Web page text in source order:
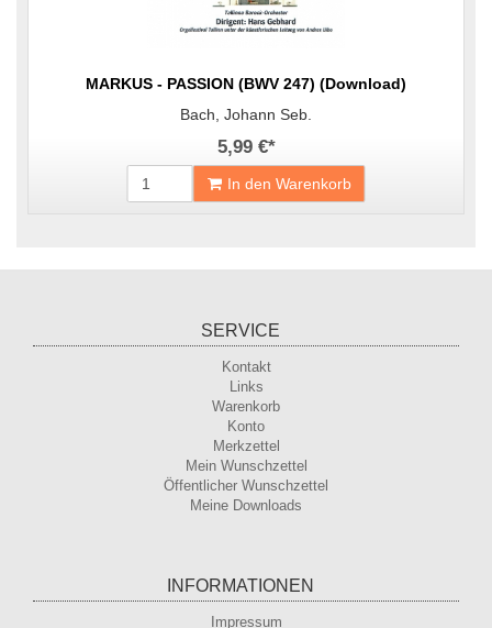
MARKUS - PASSION (BWV 247) (Download)
Bach, Johann Seb.
5,99 €*
In den Warenkorb
SERVICE
Kontakt
Links
Warenkorb
Konto
Merkzettel
Mein Wunschzettel
Öffentlicher Wunschzettel
Meine Downloads
INFORMATIONEN
Impressum